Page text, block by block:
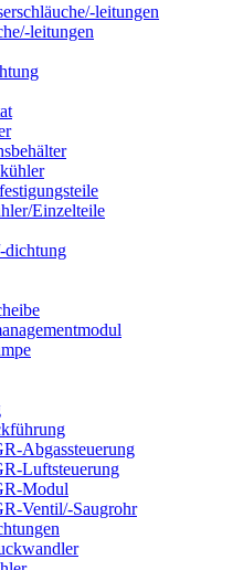
leitungen
leitungen
Einzelteile
dichtung
Abgassteuerung
Luftsteuerung
Modul
Ventil/-Saugrohr